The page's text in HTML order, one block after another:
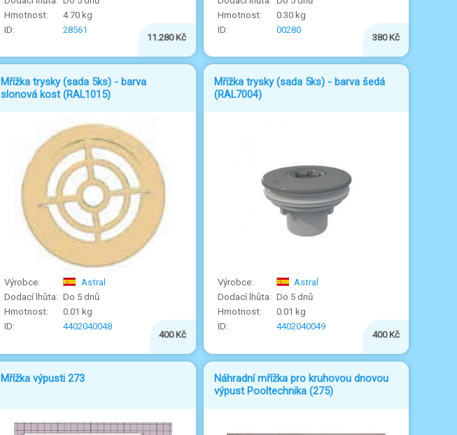
4.70 kg
28561
11.280 Kč
0.30 kg
00280
380 Kč
Mřížka trysky (sada 5ks) - barva
slonová kost (RAL1015)
Astral
Do 5 dnů
0.01 kg
4402040048
400 Kč
Mřížka trysky (sada 5ks) - barva šedá
(RAL7004)
Astral
Do 5 dnů
0.01 kg
4402040049
400 Kč
Mřížka výpusti 273
Náhradní mřížka pro kruhovou dnovou
výpust Pooltechnika (275)